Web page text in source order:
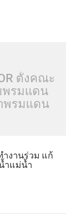
ตั้งคณะ
พรมแดน
พรมแดน
ำงานร่วม แก้
ำแม่น้ำ